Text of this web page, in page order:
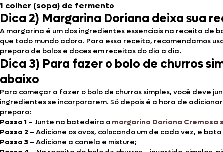
1 colher (sopa) de fermento
Dica 2) Margarina Doriana deixa sua
A margarina é um dos ingredientes essenciais na receita de
que todo mundo adora. Para essa receita, recomendamos
preparo de bolos e doces em receitas do dia a dia.
Dica 3) Para fazer o bolo de churros
abaixo
Para começar a fazer o bolo de churros simples, você deve
ingredientes se incorporarem. Só depois é a hora de
preparo:
Passo 1 – Junte na batedeira a margarina Doriana Cremosa
Passo 2 – Adicione os ovos, colocando um de cada vez, e
Passo 3 – Adicione a canela e misture;